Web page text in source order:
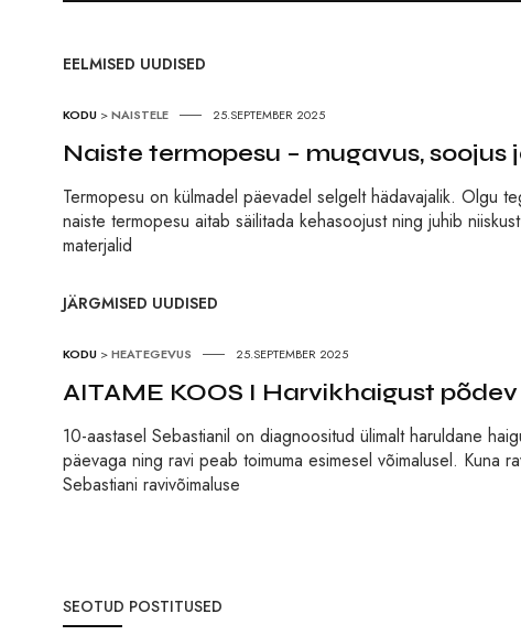
EELMISED UUDISED
KODU >NAISTELE 25.SEPTEMBER 2025
Naiste termopesu – mugavus,
Termopesu on külmadel päevadel selgelt hädavajalik. Olgu
naiste termopesu aitab säilitada kehasoojust ning juhib
materjalid
JÄRGMISED UUDISED
KODU >HEATEGEVUS 25.SEPTEMBER 2025
AITAME KOOS I Harvikhaigust
10-aastasel Sebastianil on diagnoositud ülimalt haruldane
päevaga ning ravi peab toimuma esimesel võimalusel. Kuna
Sebastiani ravivõimaluse
SEOTUD POSTITUSED